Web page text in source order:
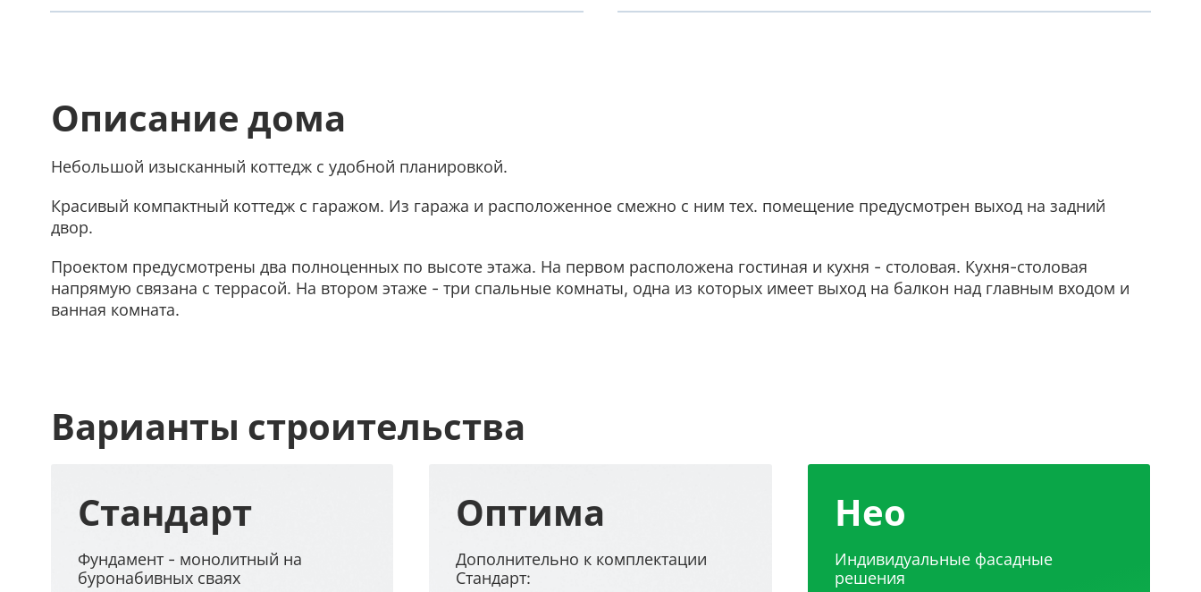
Описание дома
Небольшой изысканный коттедж с удобной планировкой.
Красивый компактный коттедж с гаражом. Из гаража и расположенное смежно с ним тех. помещение предусмотрен выход на задний
двор.
Проектом предусмотрены два полноценных по высоте этажа. На первом расположена гостиная и кухня - столовая. Кухня-столовая
напрямую связана с террасой. На втором этаже - три спальные комнаты, одна из которых имеет выход на балкон над главным входом и
ванная комната.
Варианты строительства
Стандарт
Фундамент - монолитный на
буронабивных сваях
Оптима
Дополнительно к комплектации
Стандарт:
Нео
Индивидуальные фасадные
решения